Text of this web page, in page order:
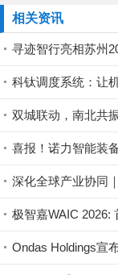
相关资讯
寻迹智行亮相苏州
科钛调度系统：让
深化全球产业协同
Ondas Holdings宣